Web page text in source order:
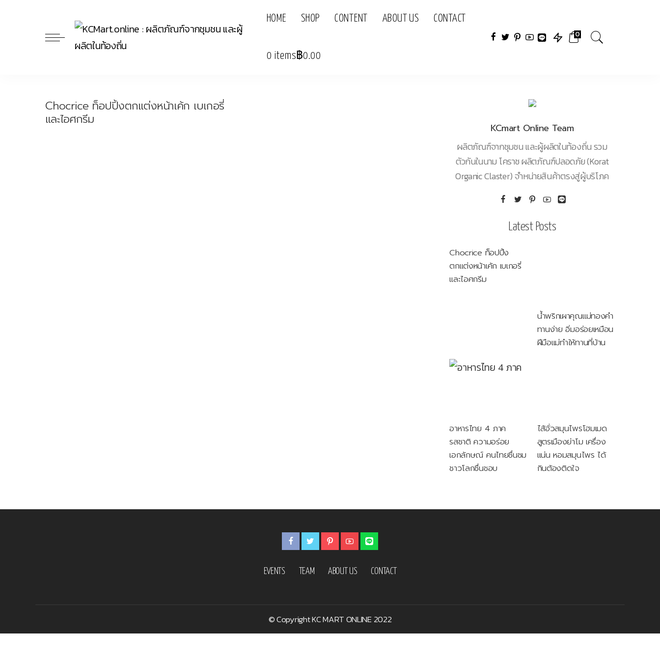
HOME SHOP CONTENT ABOUT US CONTACT
0 items฿0.00
0
Chocrice ท็อปปิ้งตกแต่งหน้าเค้ก เบเกอรี่
และไอศกรีม
KCmart Online Team
ผลิตภัณฑ์จากชุมชน และผู้ผลิตในท้องถิ่น รวม
ตัวกันในนาม โคราช ผลิตภัณฑ์ปลอดภัย (Korat
Organic Claster) จำหน่ายสินค้าตรงสู่ผู้บริโภค
Latest Posts
Chocrice ท็อปปิ้ง
ตกแต่งหน้าเค้ก เบเกอรี่
และไอศกรีม
น้ำพริกเผาคุณแม่ทองคำ
ทานง่าย อิ่มอร่อยเหมือน
ฝีมือแม่ทำให้ทานที่บ้าน
อาหารไทย 4 ภาค
รสชาติ ความอร่อย
เอกลักษณ์ คนไทยชื่นชม
ชาวโลกชื่นชอบ
ไส้อั่วสมุนไพรโฮมเมด
สูตรเมืองย่าโม เครื่อง
แน่น หอมสมุนไพร ได้
กินต้องติดใจ
EVENTS TEAM ABOUT US CONTACT
© Copyright KC MART ONLINE 2022